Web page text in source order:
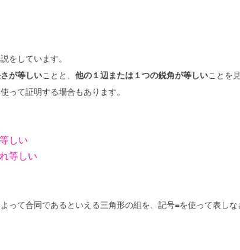
をしています。
が等しいことと、 他の１辺または１つの鋭角が等しいことを
って証明する場合もあります。
しい
等しい
って合同であるといえる三角形の組を、記号≡を使って表しな